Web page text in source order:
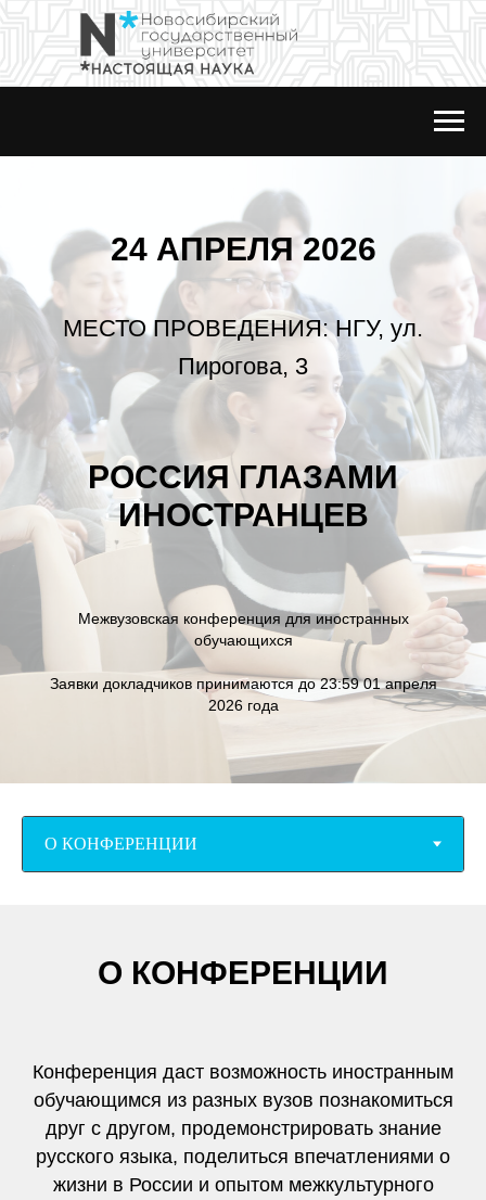
24 АПРЕЛЯ 2026
МЕСТО ПРОВЕДЕНИЯ: НГУ, ул.
Пирогова, 3
РОССИЯ ГЛАЗАМИ
ИНОСТРАНЦЕВ
Межвузовская конференция для иностранных
обучающихся
Заявки докладчиков принимаются до 23:59 01 апреля
2026 года
О КОНФЕРЕНЦИИ
Конференция даст возможность иностранным
обучающимся из разных вузов познакомиться
друг с другом, продемонстрировать знание
русского языка, поделиться впечатлениями о
жизни в России и опытом межкультурного